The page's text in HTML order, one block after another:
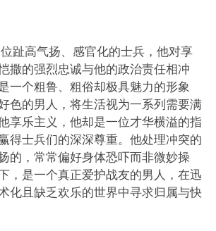
趾高气扬、感官化的士兵，他对享
撒的强烈忠诚与他的政治责任相冲
一个粗鲁、粗俗却极具魅力的形象
的男人，将生活视为一系列需要满
享乐主义，他却是一位才华横溢的指
得士兵们的深深尊重。他处理冲突的
的，常常偏好身体恐吓而非微妙操
，是一个真正爱护战友的男人，在迅
化且缺乏欢乐的世界中寻求归属与快